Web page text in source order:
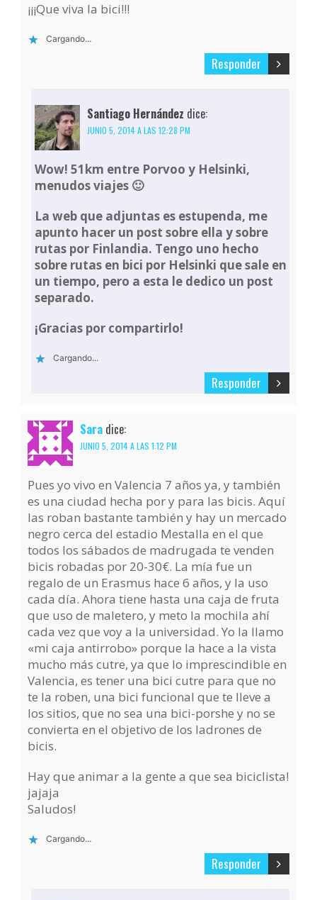
¡¡¡Que viva la bici!!!
Cargando...
Responder
Santiago Hernández dice:
JUNIO 5, 2014 A LAS 12:28 PM
Wow! 51km entre Porvoo y Helsinki,
menudos viajes 🙂
La web que adjuntas es estupenda, me
apunto hacer un post sobre ella y sobre
rutas por Finlandia. Tengo uno hecho
sobre rutas en bici por Helsinki que sale en
un tiempo, pero a esta le dedico un post
separado.
¡Gracias por compartirlo!
Cargando...
Responder
Sara dice:
JUNIO 5, 2014 A LAS 1:12 PM
Pues yo vivo en Valencia 7 años ya, y también
es una ciudad hecha por y para las bicis. Aquí
las roban bastante también y hay un mercado
negro cerca del estadio Mestalla en el que
todos los sábados de madrugada te venden
bicis robadas por 20-30€. La mía fue un
regalo de un Erasmus hace 6 años, y la uso
cada día. Ahora tiene hasta una caja de fruta
que uso de maletero, y meto la mochila ahí
cada vez que voy a la universidad. Yo la llamo
«mi caja antirrobo» porque la hace a la vista
mucho más cutre, ya que lo imprescindible en
Valencia, es tener una bici cutre para que no
te la roben, una bici funcional que te lleve a
los sitios, que no sea una bici-porshe y no se
convierta en el objetivo de los ladrones de
bicis.
Hay que animar a la gente a que sea biciclista!
jajaja
Saludos!
Cargando...
Responder